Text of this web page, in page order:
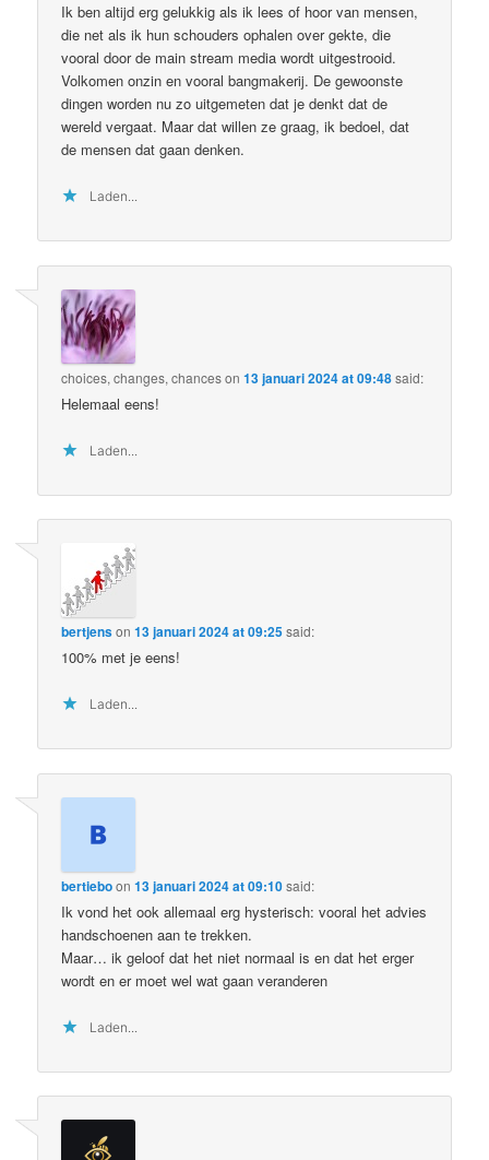
Ik ben altijd erg gelukkig als ik lees of hoor van mensen,
die net als ik hun schouders ophalen over gekte, die
vooral door de main stream media wordt uitgestrooid.
Volkomen onzin en vooral bangmakerij. De gewoonste
dingen worden nu zo uitgemeten dat je denkt dat de
wereld vergaat. Maar dat willen ze graag, ik bedoel, dat
de mensen dat gaan denken.
Laden...
choices, changes, chanceson13 januari 2024 at 09:48said:
Helemaal eens!
Laden...
bertjenson13 januari 2024 at 09:25said:
100% met je eens!
Laden...
bertieboon13 januari 2024 at 09:10said:
Ik vond het ook allemaal erg hysterisch: vooral het advies
handschoenen aan te trekken.
Maar… ik geloof dat het niet normaal is en dat het erger
wordt en er moet wel wat gaan veranderen
Laden...